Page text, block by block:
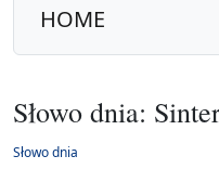
HOME
Słowo dnia:
Słowo dnia